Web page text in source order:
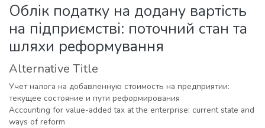
Statistics
Облік податку на додану вартість
на підприємстві: поточний стан та
шляхи реформування
Alternative Title
Учет налога на добавленную стоимость на предприятии:
текущее состояние и пути реформирования
Accounting for value-added tax at the enterprise: current state and
ways of reform